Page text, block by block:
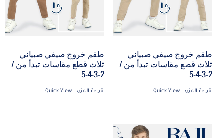
طقم خروج صيفي صبياني
ثلاث قطع مقاسات تبدأ من /
2-3-4-5
قراءة المزيد Quick View
طقم خروج صيفي صبياني
ثلاث قطع مقاسات تبدأ من /
2-3-4-5
قراءة المزيد Quick View